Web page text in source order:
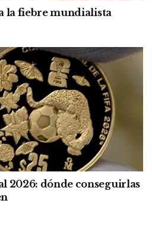
la fiebre mundialista
2026: dónde conseguirlas